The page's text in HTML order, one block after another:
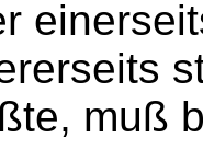
muß